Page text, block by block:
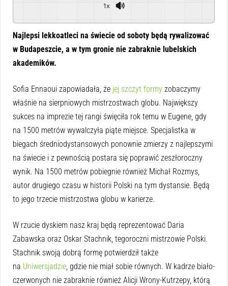
1x
Najlepsi lekkoatleci na świecie od soboty będą rywalizować
w Budapeszcie, a w tym gronie nie zabraknie lubelskich
akademików.
Sofia Ennaoui zapowiadała, że jej szczyt formy zobaczymy
właśnie na sierpniowych mistrzostwach globu. Największy
sukces na imprezie tej rangi święciła rok temu w Eugene, gdy
na 1500 metrów wywalczyła piąte miejsce. Specjalistka w
biegach średniodystansowych ponownie zmierzy z najlepszymi
na świecie i z pewnością postara się poprawić zeszłoroczny
wynik. Na 1500 metrów pobiegnie również Michał Rozmys,
autor drugiego czasu w historii Polski na tym dystansie. Będą
to jego trzecie mistrzostwa globu w karierze.
W rzucie dyskiem nasz kraj będą reprezentować Daria
Zabawska oraz Oskar Stachnik, tegoroczni mistrzowie Polski.
Stachnik swoją dobrą formę potwierdził także
na Uniwersjadzie, gdzie nie miał sobie równych. W kadrze biało-
czerwonych nie zabraknie również Alicji Wrony-Kutrzepy, którą